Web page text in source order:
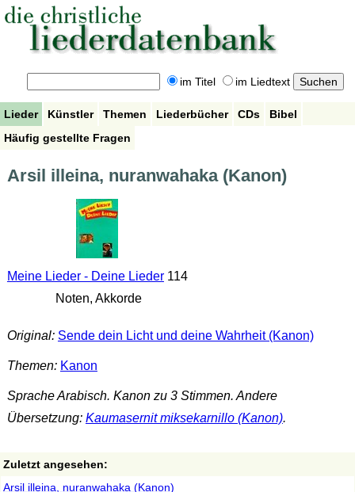
im Titel im Liedtext
Lieder Künstler Themen Liederbücher CDs
Bibel
Häufig gestellte Fragen
Arsil illeina, nuranwahaka (Kanon)
Meine Lieder - Deine Lieder114
Noten, Akkorde
Original: Sende dein Licht und deine Wahrheit (Kanon)
Themen: Kanon
Sprache Arabisch. Kanon zu 3 Stimmen. Andere
Übersetzung: Kaumasernit miksekarnillo (Kanon).
Zuletzt angesehen:
Arsil illeina, nuranwahaka (Kanon)